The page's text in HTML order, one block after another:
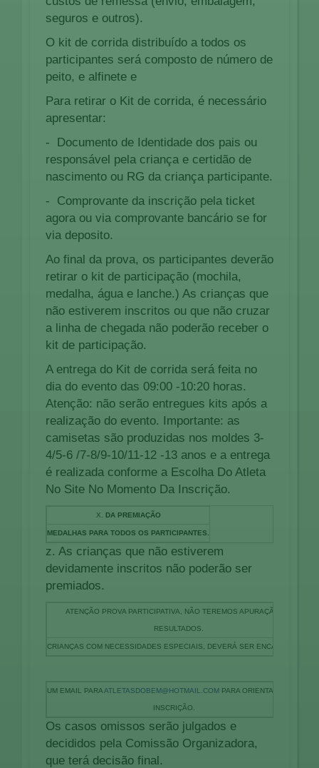
seguros e outros).
O kit de corrida distribuído a todos os
participantes será composto de número de
peito, e alfinete e
Para retirar o Kit de corrida, é necessário
apresentar:
- Documento de Identidade dos pais ou
responsável pela criança e certidão de
nascimento ou RG da criança participante.
- Comprovante da inscrição pela ticket
agora ou via comprovante bancário se for
via deposito.
Ao final da prova, os participantes deverão
retirar o kit de participação (mochila,
medalha, água e lanche.) As crianças que
não estiverem inscritos ou que não cruzar
a linha de chegada não poderão receber o
kit de participação.
A entrega do Kit de corrida será feita no
dia do evento das 09:00 -10:20 horas.
Atenção: não serão entregues kits após a
realização do evento. Importante: as
camisetas são produzidas nos moldes 3-
4/5-6 /7-8/9-10/11-12 -13 anos e a entrega
é realizada conforme a Escolha Do Atleta
No Site No Momento Da Inscrição.
X. DA PREMIAÇÃO
MEDALHAS PARA TODOS OS PARTICIPANTES.
z. As crianças que não estiverem
devidamente inscritos não poderão ser
premiados.
ATENÇÃO PROVA PARTICIPATIVA, NÃO TEREMOS APURAÇÃO DE
RESULTADOS.
CRIANÇAS COM NECESSIDADES ESPECIAIS, DEVERÁ SER ENCAMINHADO
UM EMAIL PARA ATLETASDOBEM@HOTMAIL.COM PARA ORIENTAÇÃO DE
INSCRIÇÃO.
Os casos omissos serão julgados e
decididos pela Comissão Organizadora,
que terá decisão final.